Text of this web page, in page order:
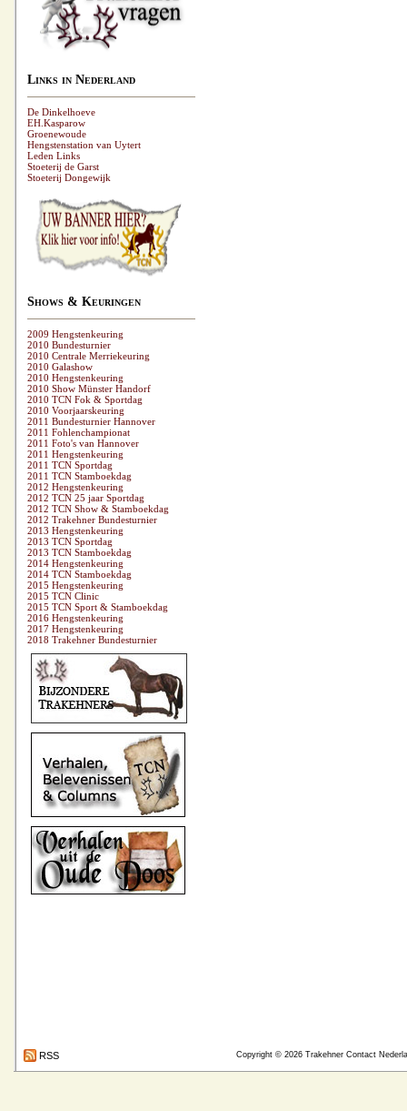
Links in Nederland
De Dinkelhoeve
EH.Kasparow
Groenewoude
Hengstenstation van Uytert
Leden Links
Stoeterij de Garst
Stoeterij Dongewijk
Shows & Keuringen
2009 Hengstenkeuring
2010 Bundesturnier
2010 Centrale Merriekeuring
2010 Galashow
2010 Hengstenkeuring
2010 Show Münster Handorf
2010 TCN Fok & Sportdag
2010 Voorjaarskeuring
2011 Bundesturnier Hannover
2011 Fohlenchampionat
2011 Foto's van Hannover
2011 Hengstenkeuring
2011 TCN Sportdag
2011 TCN Stamboekdag
2012 Hengstenkeuring
2012 TCN 25 jaar Sportdag
2012 TCN Show & Stamboekdag
2012 Trakehner Bundesturnier
2013 Hengstenkeuring
2013 TCN Sportdag
2013 TCN Stamboekdag
2014 Hengstenkeuring
2014 TCN Stamboekdag
2015 Hengstenkeuring
2015 TCN Clinic
2015 TCN Sport & Stamboekdag
2016 Hengstenkeuring
2017 Hengstenkeuring
2018 Trakehner Bundesturnier
Copyright © 2026 Trakehner Contact
RSS